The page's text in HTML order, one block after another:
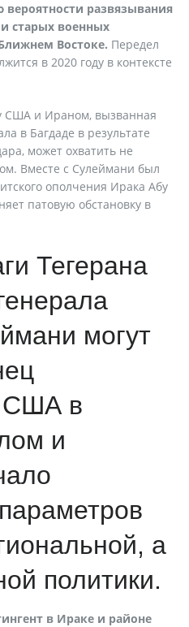
развязывания
старых военных
Востоке. Передел
в 2020 году в контексте
США и Ираном, вызванная
в Багдаде в результате
может охватить не
Вместе с Сулеймани был
ополчения Ирака Абу
патовую обстановку в
Тегерана
могут
США в
и
а
политики.
в Ираке и районе